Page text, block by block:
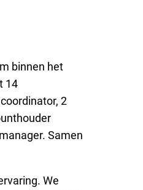
binnen het
14
2
Samen
We